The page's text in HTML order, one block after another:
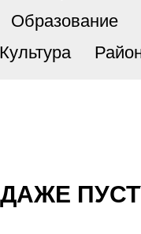
Образование
Культура